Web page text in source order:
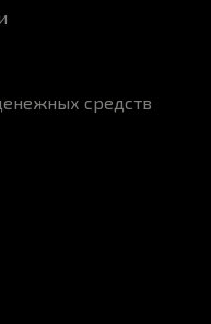
средств